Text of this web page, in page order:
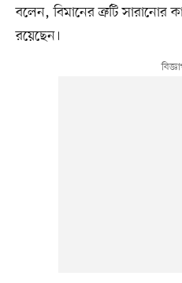
বলেন, বিমানের ত্রুটি সারানোর
রয়েছেন।